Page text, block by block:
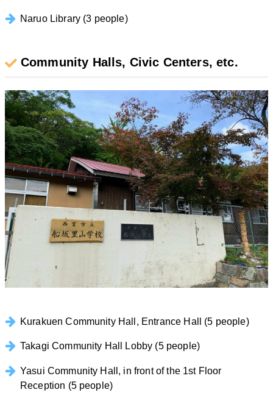
Naruo Library (3 people)
Community Halls, Civic Centers, etc.
Kurakuen Community Hall, Entrance Hall (5 people)
Takagi Community Hall Lobby (5 people)
Yasui Community Hall, in front of the 1st Floor
Reception (5 people)